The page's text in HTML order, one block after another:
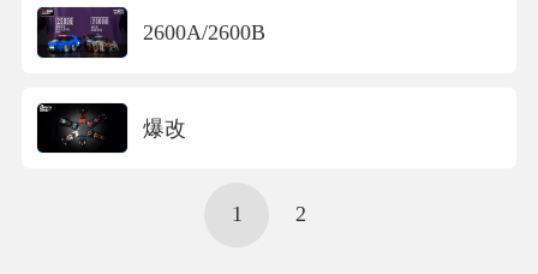
2600A/2600B
爆改
1 2